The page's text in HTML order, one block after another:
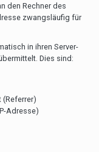
den Rechner des
zwangsläufig für
in ihren Server-
Dies sind:
Adresse)